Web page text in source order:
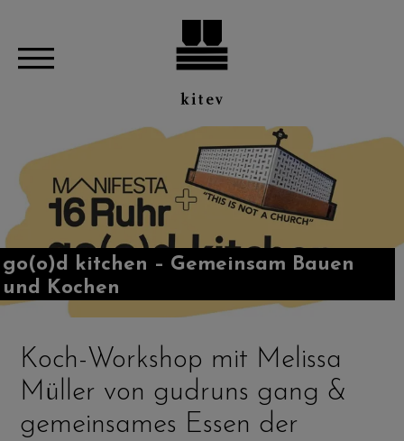
go(o)d kitchen – Gemeinsam Bauen
und Kochen
Koch-Workshop mit Melissa
Müller von gudruns gang &
gemeinsames Essen der